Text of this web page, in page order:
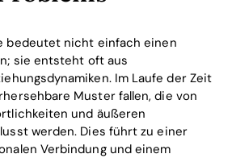
bedeutet nicht einfach einen
sie entsteht oft aus
Im Laufe der Zeit
Muster fallen, die von
und äußeren
werden. Dies führt zu einer
Verbindung und einem